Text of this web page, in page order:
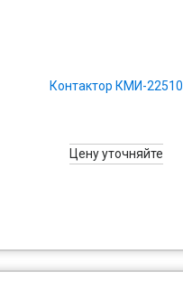
Контактор КМИ-22510
Цену уточняйте